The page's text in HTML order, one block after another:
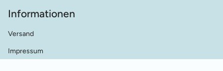
Informationen
Versand
Impressum